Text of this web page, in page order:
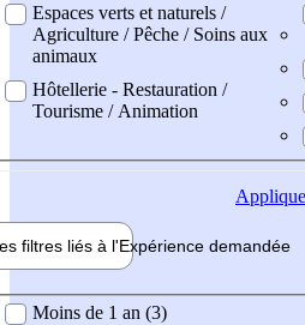
Espaces verts et naturels /
Agriculture / Pêche / Soins aux
animaux
Hôtellerie - Restauration /
Tourisme / Animation
filtres liés à l'Expérience demandée
demandée
Moins de 1 an (3)